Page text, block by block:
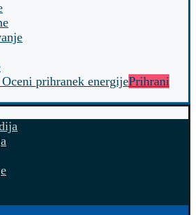
prihranek energijePrihrani